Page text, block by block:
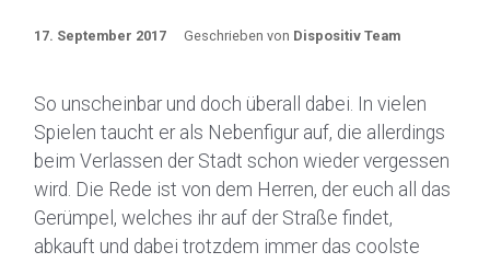
17. September 2017 Geschrieben von Dispositiv Team
So unscheinbar und doch überall dabei. In vielen
Spielen taucht er als Nebenfigur auf, die allerdings
beim Verlassen der Stadt schon wieder vergessen
wird. Die Rede ist von dem Herren, der euch all das
Gerümpel, welches ihr auf der Straße findet,
abkauft und dabei trotzdem immer das coolste